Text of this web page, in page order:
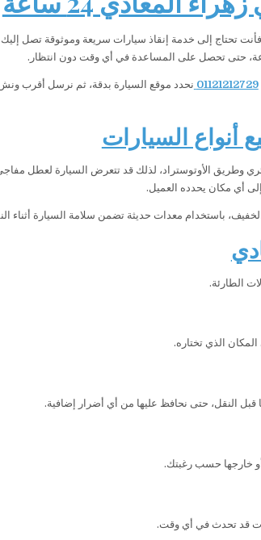
فأنت تحتاج إلى خدمة إنقاذ سيارات سريعة وموثوقة تصل
01121212729 نحدد موقع السيارة بدقة، ثم نرسل أقرب
أنواع السيارات
وطريق الأوتوستراد، لذلك قد تتعرض السيارة لعطل
أي مكان يحدده العميل.
باستخدام معدات حديثة تضمن سلامة السيارة أثناء
الطارئة.
الذي تختاره.
قبل النقل، حتى نحافظ عليها من أي أضرار إضافية.
أو خارجها حسب رغبتك.
قد تحدث في أي وقت.